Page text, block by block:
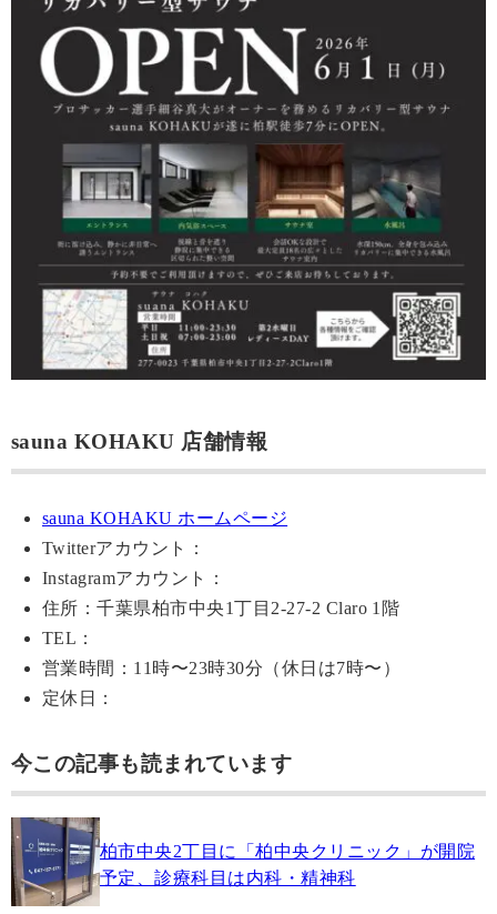
sauna KOHAKU 店舗情報
sauna KOHAKU ホームページ
Twitterアカウント：
Instagramアカウント：
住所：千葉県柏市中央1丁目2-27-2 Claro 1階
TEL：
営業時間：11時〜23時30分（休日は7時〜）
定休日：
今この記事も読まれています
柏市中央2丁目に「柏中央クリニック」が開院
予定、診療科目は内科・精神科